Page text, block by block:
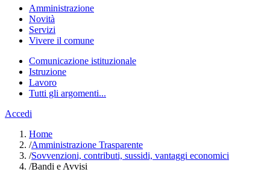
Amministrazione
Novità
Servizi
Vivere il comune
Comunicazione istituzionale
Istruzione
Lavoro
Tutti gli argomenti...
Accedi
Home
/Amministrazione Trasparente
/Sovvenzioni, contributi, sussidi, vantaggi economici
/Bandi e Avvisi